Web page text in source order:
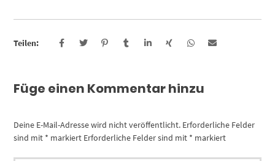
Teilen:
Füge einen Kommentar hinzu
Deine E-Mail-Adresse wird nicht veröffentlicht. Erforderliche Felder
sind mit * markiert Erforderliche Felder sind mit * markiert